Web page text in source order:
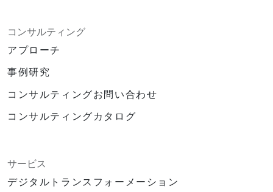
コンサルティング
アプローチ
事例研究
コンサルティングお問い合わせ
コンサルティングカタログ
サービス
デジタルトランスフォーメーション